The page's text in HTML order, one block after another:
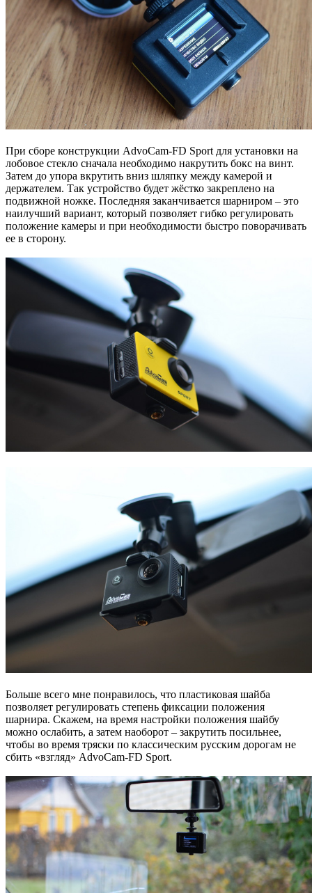
При сборе конструкции AdvoCam-FD Sport для установки на
лобовое стекло сначала необходимо накрутить бокс на винт.
Затем до упора вкрутить вниз шляпку между камерой и
держателем. Так устройство будет жёстко закреплено на
подвижной ножке. Последняя заканчивается шарниром – это
наилучший вариант, который позволяет гибко регулировать
положение камеры и при необходимости быстро поворачивать
ее в сторону.
Больше всего мне понравилось, что пластиковая шайба
позволяет регулировать степень фиксации положения
шарнира. Скажем, на время настройки положения шайбу
можно ослабить, а затем наоборот – закрутить посильнее,
чтобы во время тряски по классическим русским дорогам не
сбить «взгляд» AdvoCam-FD Sport.